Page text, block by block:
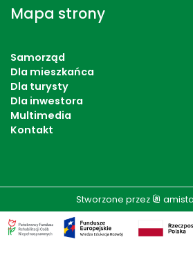
Mapa strony
Samorząd
Dla mieszkańca
Dla turysty
Dla inwestora
Multimedia
Kontakt
Stworzone przez